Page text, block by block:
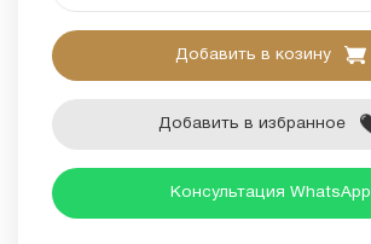
Добавить в козину
Добавить в избранное
Консультация WhatsApp